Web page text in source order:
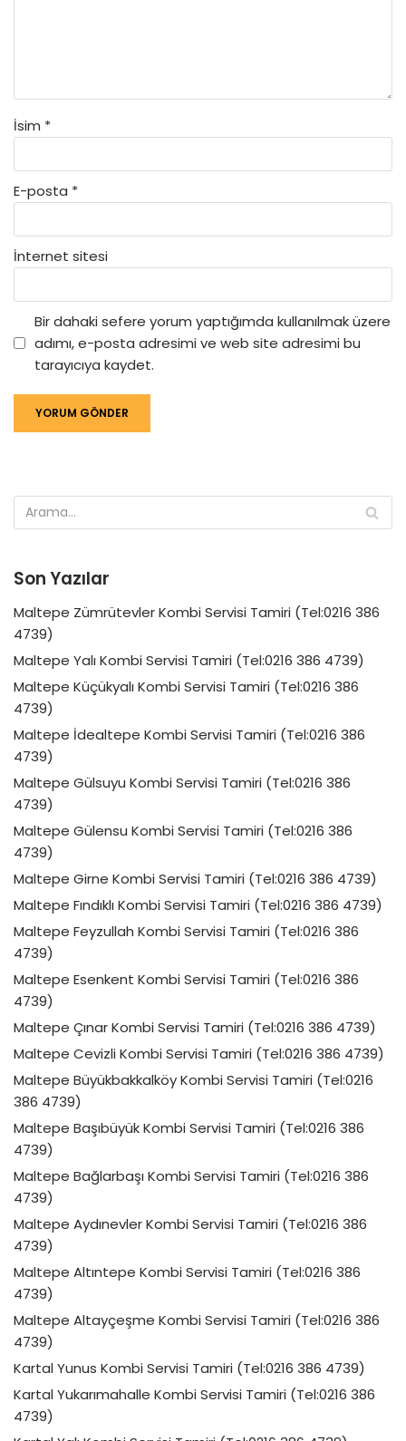
İsim *
E-posta *
İnternet sitesi
Bir dahaki sefere yorum yaptığımda kullanılmak üzere
adımı, e-posta adresimi ve web site adresimi bu
tarayıcıya kaydet.
Son Yazılar
Maltepe Zümrütevler Kombi Servisi Tamiri (Tel:0216 386
4739)
Maltepe Yalı Kombi Servisi Tamiri (Tel:0216 386 4739)
Maltepe Küçükyalı Kombi Servisi Tamiri (Tel:0216 386
4739)
Maltepe İdealtepe Kombi Servisi Tamiri (Tel:0216 386
4739)
Maltepe Gülsuyu Kombi Servisi Tamiri (Tel:0216 386
4739)
Maltepe Gülensu Kombi Servisi Tamiri (Tel:0216 386
4739)
Maltepe Girne Kombi Servisi Tamiri (Tel:0216 386 4739)
Maltepe Fındıklı Kombi Servisi Tamiri (Tel:0216 386 4739)
Maltepe Feyzullah Kombi Servisi Tamiri (Tel:0216 386
4739)
Maltepe Esenkent Kombi Servisi Tamiri (Tel:0216 386
4739)
Maltepe Çınar Kombi Servisi Tamiri (Tel:0216 386 4739)
Maltepe Cevizli Kombi Servisi Tamiri (Tel:0216 386 4739)
Maltepe Büyükbakkalköy Kombi Servisi Tamiri (Tel:0216
386 4739)
Maltepe Başıbüyük Kombi Servisi Tamiri (Tel:0216 386
4739)
Maltepe Bağlarbaşı Kombi Servisi Tamiri (Tel:0216 386
4739)
Maltepe Aydınevler Kombi Servisi Tamiri (Tel:0216 386
4739)
Maltepe Altıntepe Kombi Servisi Tamiri (Tel:0216 386
4739)
Maltepe Altayçeşme Kombi Servisi Tamiri (Tel:0216 386
4739)
Kartal Yunus Kombi Servisi Tamiri (Tel:0216 386 4739)
Kartal Yukarımahalle Kombi Servisi Tamiri (Tel:0216 386
4739)